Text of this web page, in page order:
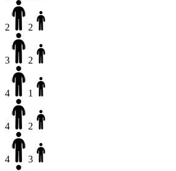
2 2
3 2
4 1
4 2
4 3